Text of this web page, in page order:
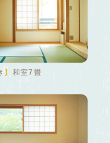
】 和室7畳